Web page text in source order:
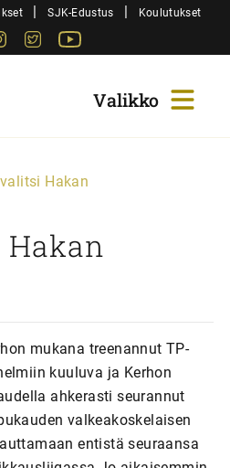
| SJK-Edustus | Koulutukset
Instagram
Twitter
Hakan
mukana treenannut TP-
kuuluva ja Kerhon
ahkerasti seurannut
valkeakoskelaisen
entistä seuraansa